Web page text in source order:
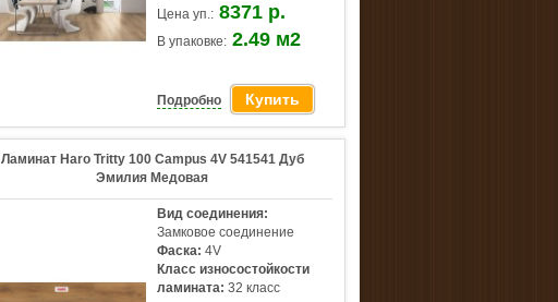
Цена уп.: 8371 р.
В упаковке: 2.49 м2
Подробно Купить
Ламинат Haro Tritty 100 Campus 4V 541541 Дуб
Эмилия Медовая
Вид соединения:
Замковое соединение
Фаска: 4V
Класс износостойкости
ламината: 32 класс